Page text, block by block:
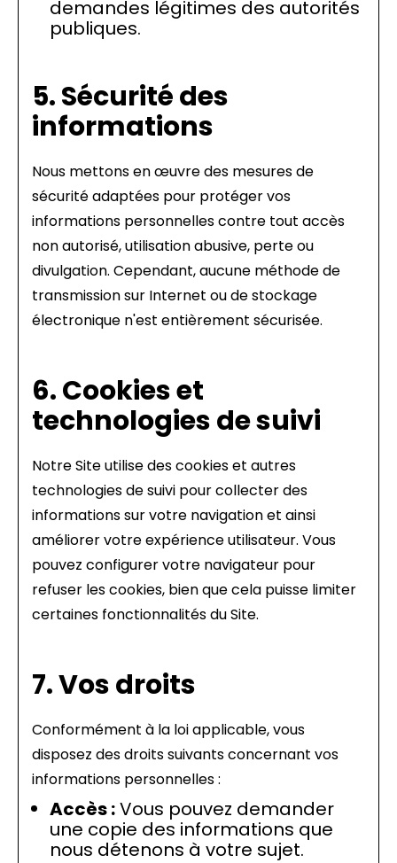
demandes légitimes des autorités
publiques.
5. Sécurité des
informations
Nous mettons en œuvre des mesures de
sécurité adaptées pour protéger vos
informations personnelles contre tout accès
non autorisé, utilisation abusive, perte ou
divulgation. Cependant, aucune méthode de
transmission sur Internet ou de stockage
électronique n'est entièrement sécurisée.
6. Cookies et
technologies de suivi
Notre Site utilise des cookies et autres
technologies de suivi pour collecter des
informations sur votre navigation et ainsi
améliorer votre expérience utilisateur. Vous
pouvez configurer votre navigateur pour
refuser les cookies, bien que cela puisse limiter
certaines fonctionnalités du Site.
7. Vos droits
Conformément à la loi applicable, vous
disposez des droits suivants concernant vos
informations personnelles :
Accès :Vous pouvez demander
une copie des informations que
nous détenons à votre sujet.